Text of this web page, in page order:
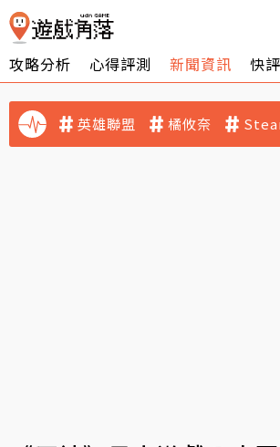
攻略分析 心得評測 新聞資訊 快
英雄聯盟 橘攸奈